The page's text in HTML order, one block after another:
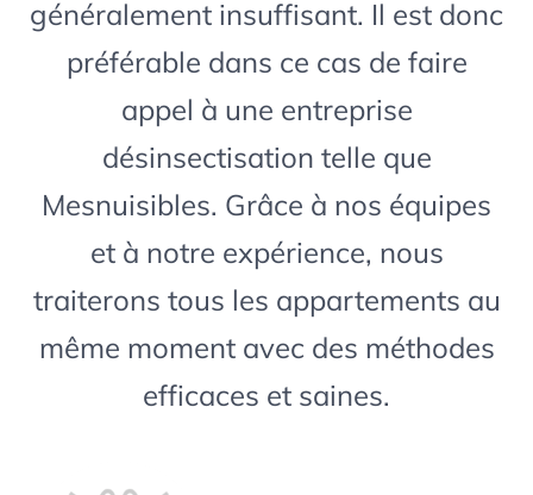
généralement insuffisant. Il est donc
préférable dans ce cas de faire
appel à une entreprise
désinsectisation telle que
Mesnuisibles. Grâce à nos équipes
et à notre expérience, nous
traiterons tous les appartements au
même moment avec des méthodes
efficaces et saines.